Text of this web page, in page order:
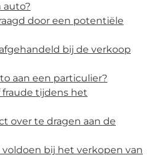
auto?
door een potentiële
bij de verkoop
aan een particulier?
tijdens het
over te dragen aan de
bij het verkopen van